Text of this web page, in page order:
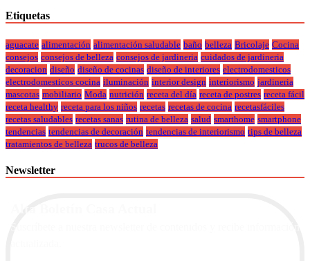
Etiquetas
aguacate alimentación alimentación saludable baño belleza Bricolaje Cocina
consejos consejos de belleza consejos de jardineria cuidados de jardineria
decoracion diseño diseño de cocinas diseño de interiores electrodomesticos
electrodomesticos cocina iluminación interior design interiorismo jardineria
mascotas mobiliario Moda nutrición receta del día receta de postres receta fácil
receta healthy receta para los niños recetas recetas de cocina recetasfáciles
recetas saludables recetas sanas rutina de belleza salud smarthome smartphone
tendencias tendencias de decoración tendencias de interiorismo tips de belleza
tratamientos de belleza trucos de belleza
Newsletter